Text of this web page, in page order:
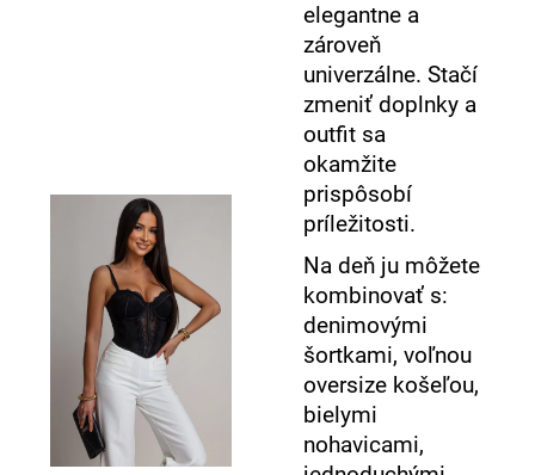
elegantne a
zároveň
univerzálne. Stačí
zmeniť doplnky a
outfit sa
okamžite
prispôsobí
príležitosti.
Na deň ju môžete
kombinovať s:
denimovými
šortkami, voľnou
oversize košeľou,
bielymi
nohavicami,